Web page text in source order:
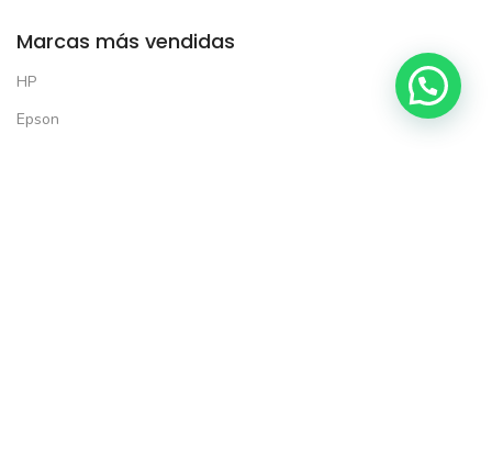
Marcas más vendidas
HP
Epson